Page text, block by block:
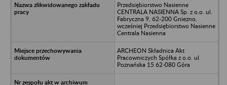
Przedsiębiorstwo Nasienne
CENTRALA NASIENNA Sp. z o.o. ul.
Fabryczna 9, 62-200 Gniezno,
wcześniej Przedsiębiorstwo Nasienne
Centrala Nasienna
ARCHEON Składnica Akt
Pracowniczych Spółka z o.o. ul.
Poznańska 15 62-080 Góra